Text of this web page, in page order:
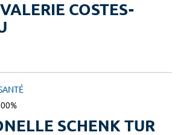
COSTES-
SCHENK TUR